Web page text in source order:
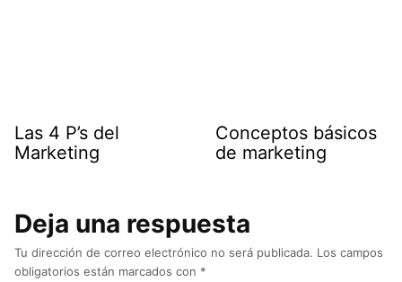
Las 4 P’s del
Marketing
Conceptos básicos
de marketing
Deja una respuesta
Tu dirección de correo electrónico no será publicada. Los campos
obligatorios están marcados con *